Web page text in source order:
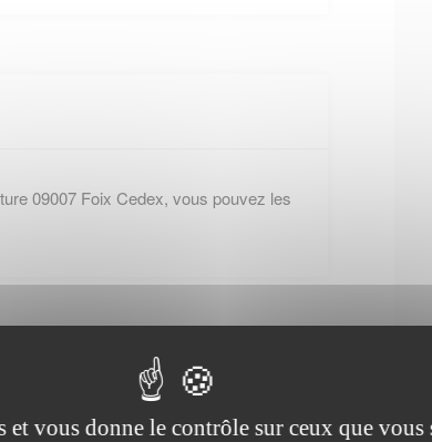
09007 Foix Cedex, vous pouvez les
et vous donne le contrôle sur ceux que vous